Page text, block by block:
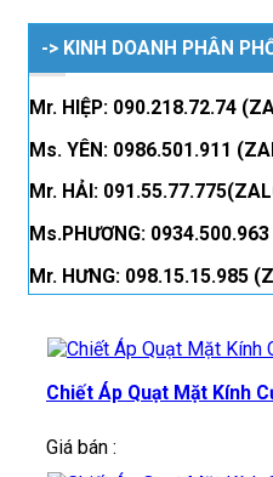
-> KINH DOANH PHÂN
Mr. HIỆP: 090.218.72.74
Ms. YÊN: 0986.501.911
Mr. HẢI:
Ms.PHƯƠNG:
Mr. HƯNG: 098.15.15.985
Chiết Áp Quạt Mặt Kính
Giá bán :